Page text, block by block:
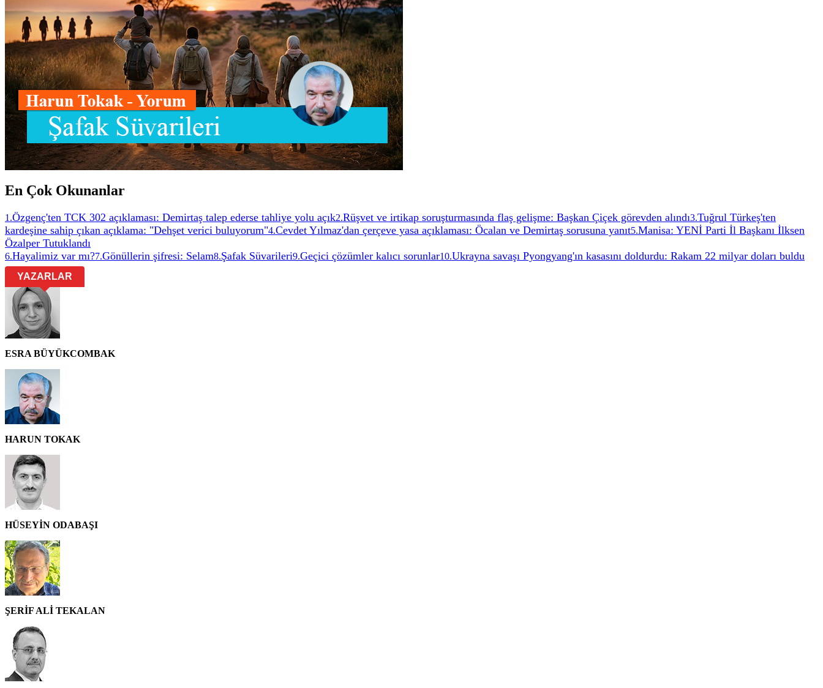
En Çok Okunanlar
1 .Özgenç'ten TCK 302 açıklaması: Demirtaş talep ederse tahliye yolu açık2.Rüşvet ve irtikap soruşturmasında flaş gelişme: Başkan Çiçek görevden alındı3.Tuğrul Türkeş'ten
kardeşine sahip çıkan açıklama: "Dehşet verici buluyorum"4.Cevdet Yılmaz'dan çerçeve yasa açıklaması: Öcalan ve Demirtaş sorusuna yanıt5.Manisa: YENİ Parti İl Başkanı İlksen
Özalper Tutuklandı
6.Hayalimiz var mı?7.Gönüllerin şifresi: Selam8.Şafak Süvarileri9.Geçici çözümler kalıcı sorunlar10.Ukrayna savaşı Pyongyang'ın kasasını doldurdu: Rakam 22 milyar doları buldu
YAZARLAR
ESRA BÜYÜKCOMBAK
HARUN TOKAK
HÜSEYİN ODABAŞI
ŞERİF ALİ TEKALAN